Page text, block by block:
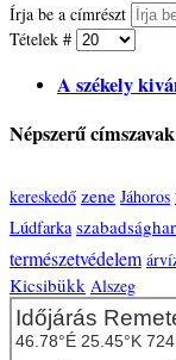
Írja be a címrészt
Tételek #
A székely
Népszerű címszavak
kereskedő zene Jáhoros
Lúdfarka
természetvédelem
Kicsibükk Alszeg